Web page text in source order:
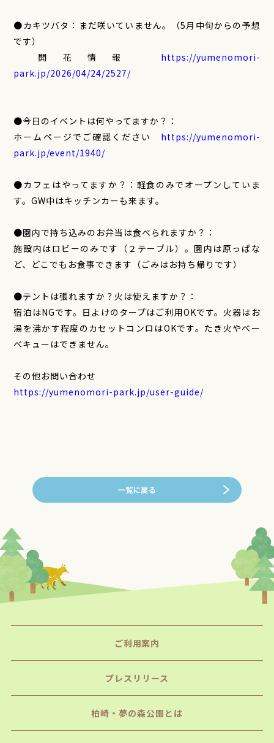
●カキツバタ：まだ咲いていません。（5月中旬からの予想
です）
開花情報 https://yumenomori-
park.jp/2026/04/24/2527/
●今日のイベントは何やってますか？：
ホームページでご確認ください https://yumenomori-
park.jp/event/1940/
●カフェはやってますか？：軽食のみでオープンしていま
す。GW中はキッチンカーも来ます。
●園内で持ち込みのお弁当は食べられますか？：
施設内はロビーのみです（２テーブル）。園内は原っぱな
ど、どこでもお食事できます（ごみはお持ち帰りです）
●テントは張れますか？火は使えますか？：
宿泊はNGです。日よけのタープはご利用OKです。火器はお
湯を沸かす程度のカセットコンロはOKです。たき火やべー
べキューはできません。
その他お問い合わせ
https://yumenomori-park.jp/user-guide/
一覧に戻る
ご利用案内
プレスリリース
柏崎・夢の森公園とは